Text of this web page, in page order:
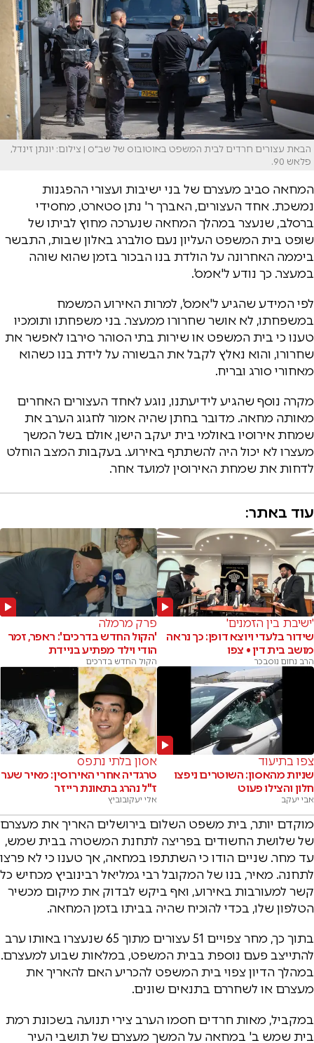
הבאת עצורים חרדים לבית המשפט באוטובוס של שב"ס | צילום: יונתן זינדל,
פלאש 90.
המחאה סביב מעצרם של בני ישיבות ועצורי ההפגנות
נמשכת. אחד העצורים, האברך ר' נתן סטארט, מחסידי
ברסלב, שנעצר במהלך המחאה שנערכה מחוץ לביתו של
שופט בית המשפט העליון נעם סולברג באלון שבות, התבשר
ביממה האחרונה על הולדת בנו הבכור בזמן שהוא שוהה
במעצר. כך נודע ל'אמס'.
לפי המידע שהגיע ל'אמס', למרות האירוע המשמח
במשפחתו, לא אושר שחרורו ממעצר. בני משפחתו ותומכיו
טענו כי בית המשפט או שירות בתי הסוהר סירבו לאפשר את
שחרורו, והוא נאלץ לקבל את הבשורה על לידת בנו כשהוא
מאחורי סורג ובריח.
מקרה נוסף שהגיע לידיעתנו, נוגע לאחד העצורים האחרים
מאותה מחאה. מדובר בחתן שהיה אמור לחגוג הערב את
שמחת אירוסיו באולמי בית יעקב הישן, אולם בשל המשך
מעצרו לא יכול היה להשתתף באירוע. בעקבות המצב הוחלט
לדחות את שמחת האירוסין למועד אחר.
עוד באתר:
'ישיבת בין הזמנים'
שידור בלעדי ויוצא דופן: כך נראה
מושב בית דין • צפו
הרב נחום נוסבכר
פרק מרמלה
'הקול החדש בדרכים': ראפר, זמר
הודי וילד מפתיע בניידת
הקול החדש בדרכים
צפו בתיעוד
שניות מהאסון: השוטרים ניפצו
חלון והצילו פעוט
אבי יעקב
אסון בלתי נתפס
טרגדיה אחרי האירוסין: מאיר שער
ז"ל נהרג בתאונת רייזר
אלי יעקובוביץ
מוקדם יותר, בית משפט השלום בירושלים האריך את מעצרם
של שלושת החשודים בפריצה לתחנת המשטרה בבית שמש,
עד מחר. שניים הודו כי השתתפו במחאה, אך טענו כי לא פרצו
לתחנה. מאיר, בנו של המקובל רבי גמליאל רבינוביץ מכחיש כל
קשר למעורבות באירוע, ואף ביקש לבדוק את מיקום מכשיר
הטלפון שלו, בכדי להוכיח שהיה בביתו בזמן המחאה.
בתוך כך, מחר צפויים 51 עצורים מתוך 65 שנעצרו באותו ערב
להתייצב פעם נוספת בבית המשפט, במלאות שבוע למעצרם.
במהלך הדיון צפוי בית המשפט להכריע האם להאריך את
מעצרם או לשחררם בתנאים שונים.
במקביל, מאות חרדים חסמו הערב צירי תנועה בשכונת רמת
בית שמש ב' במחאה על המשך מעצרם של תושבי העיר